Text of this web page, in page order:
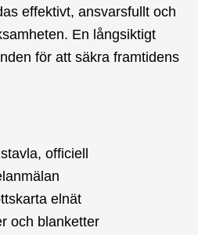
effektivt, ansvarsfullt och
En långsiktigt
för att säkra framtidens
officiell
elnät
och blanketter